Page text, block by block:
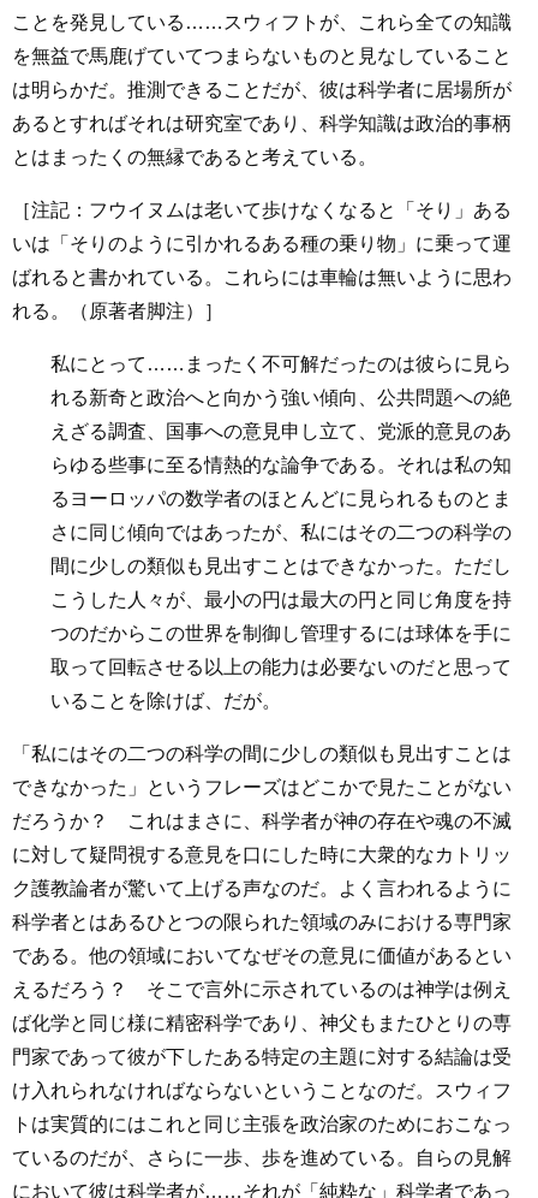
ことを発見している……スウィフトが、これら全ての知識
を無益で馬鹿げていてつまらないものと見なしていること
は明らかだ。推測できることだが、彼は科学者に居場所が
あるとすればそれは研究室であり、科学知識は政治的事柄
とはまったくの無縁であると考えている。
［注記：フウイヌムは老いて歩けなくなると「そり」ある
いは「そりのように引かれるある種の乗り物」に乗って運
ばれると書かれている。これらには車輪は無いように思わ
れる。（原著者脚注）］
私にとって……まったく不可解だったのは彼らに見ら
れる新奇と政治へと向かう強い傾向、公共問題への絶
えざる調査、国事への意見申し立て、党派的意見のあ
らゆる些事に至る情熱的な論争である。それは私の知
るヨーロッパの数学者のほとんどに見られるものとま
さに同じ傾向ではあったが、私にはその二つの科学の
間に少しの類似も見出すことはできなかった。ただし
こうした人々が、最小の円は最大の円と同じ角度を持
つのだからこの世界を制御し管理するには球体を手に
取って回転させる以上の能力は必要ないのだと思って
いることを除けば、だが。
「私にはその二つの科学の間に少しの類似も見出すことは
できなかった」というフレーズはどこかで見たことがない
だろうか？ これはまさに、科学者が神の存在や魂の不滅
に対して疑問視する意見を口にした時に大衆的なカトリッ
ク護教論者が驚いて上げる声なのだ。よく言われるように
科学者とはあるひとつの限られた領域のみにおける専門家
である。他の領域においてなぜその意見に価値があるとい
えるだろう？ そこで言外に示されているのは神学は例え
ば化学と同じ様に精密科学であり、神父もまたひとりの専
門家であって彼が下したある特定の主題に対する結論は受
け入れられなければならないということなのだ。スウィフ
トは実質的にはこれと同じ主張を政治家のためにおこなっ
ているのだが、さらに一歩、歩を進めている。自らの見解
において彼は科学者が……それが「純粋な」科学者であっ